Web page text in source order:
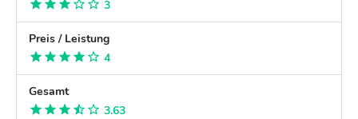
3
Preis / Leistung
4
Gesamt
3.63